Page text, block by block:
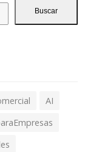
Buscar
AI